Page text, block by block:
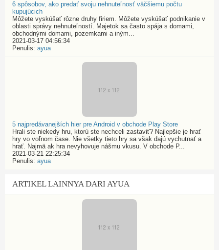
6 spôsobov, ako predať svoju nehnuteľnosť väčšiemu počtu
kupujúcich
Môžete vyskúšať rôzne druhy firiem. Môžete vyskúšať podnikanie v
oblasti správy nehnuteľností. Majetok sa často spája s domami,
obchodnými domami, pozemkami a iným...
2021-03-17 04:56:34
Penulis: ayua
5 najpredávanejších hier pre Android v obchode Play Store
Hrali ste niekedy hru, ktorú ste nechceli zastaviť? Najlepšie je hrať
hry vo voľnom čase. Nie všetky tieto hry sa však dajú vychutnať a
hrať. Najmä ak hra nevyhovuje nášmu vkusu. V obchode P...
2021-03-21 22:25:34
Penulis: ayua
ARTIKEL LAINNYA DARI AYUA